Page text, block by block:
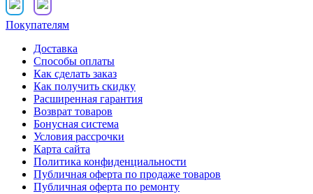
Покупателям
Доставка
Способы оплаты
Как сделать заказ
Как получить скидку
Расширенная гарантия
Возврат товаров
Бонусная система
Условия рассрочки
Карта сайта
Политика конфиденциальности
Публичная оферта по продаже товаров
Публичная оферта по ремонту